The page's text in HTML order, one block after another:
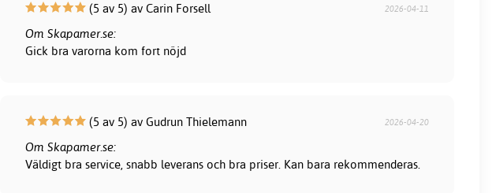
(5 av 5) av Carin Forsell 2026-04-11
Om Skapamer.se:
Gick bra varorna kom fort nöjd
(5 av 5) av Gudrun Thielemann 2026-04-20
Om Skapamer.se:
Väldigt bra service, snabb leverans och bra priser. Kan bara rekommenderas.